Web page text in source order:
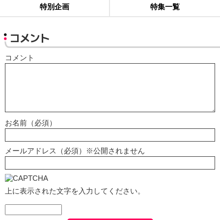
特別企画 特集一覧
コメント
コメント
お名前（必須）
メールアドレス（必須）※公開されません
上に表示された文字を入力してください。